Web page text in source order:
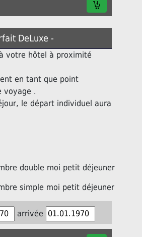
DeLuxe -
votre hôtel à proximité
en tant que point
voyage .
le départ individuel aura
double moi petit déjeuner
simple moi petit déjeuner
arrivée